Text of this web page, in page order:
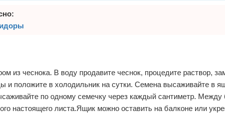
из чеснока. В воду продавите чеснок, процедите раствор,
и положите в холодильник на сутки. Семена высаживайте в
по одному семечку через каждый сантиметр. Между
настоящего листа.Ящик можно оставить на балконе или